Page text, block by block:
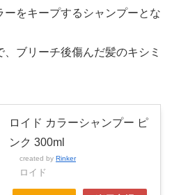
をキープするシャンプーとな
ブリーチ後傷んだ髪のキシミ
ロイド カラーシャンプー ピ
ンク 300ml
created by Rinker
ロイド